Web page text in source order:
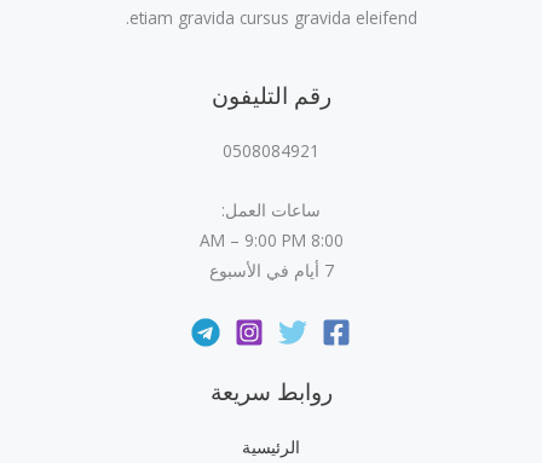
etiam gravida cursus gravida eleifend.
رقم التليفون
0508084921
ساعات العمل:
8:00 AM – 9:00 PM
7 أيام في الأسبوع
روابط سريعة
الرئيسية